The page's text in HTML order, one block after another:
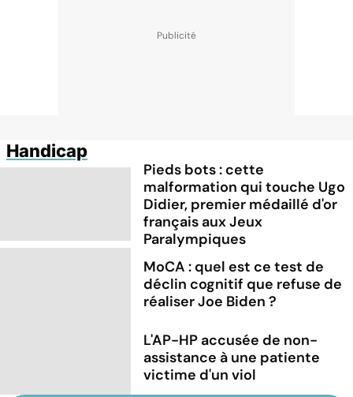
Handicap
Pieds bots : cette
malformation qui touche Ugo
Didier, premier médaillé d'or
français aux Jeux
Paralympiques
MoCA : quel est ce test de
déclin cognitif que refuse de
réaliser Joe Biden ?
L'AP-HP accusée de non-
assistance à une patiente
victime d'un viol